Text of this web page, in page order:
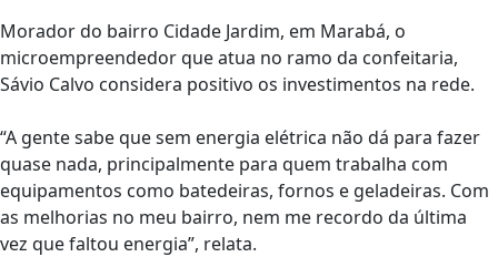
Morador do bairro Cidade Jardim, em Marabá, o
microempreendedor que atua no ramo da confeitaria,
Sávio Calvo considera positivo os investimentos na rede.
“A gente sabe que sem energia elétrica não dá para fazer
quase nada, principalmente para quem trabalha com
equipamentos como batedeiras, fornos e geladeiras. Com
as melhorias no meu bairro, nem me recordo da última
vez que faltou energia”, relata.